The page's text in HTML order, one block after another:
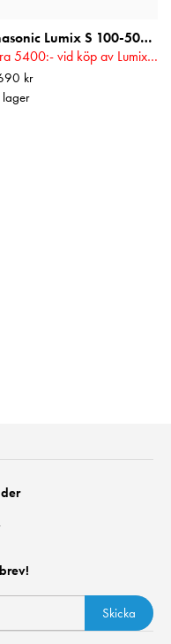
Panasonic Lumix S 100-500mm f/5-7.2 O.I.S.
Spara 5400:- vid köp av Lumix S-Kamera! Gäller t.o.m 2026-08-17
24 690 kr
kr
lager
Skicka